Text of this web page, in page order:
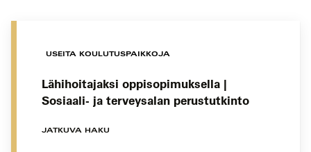
USEITA KOULUTUSPAIKKOJA
Lähihoitajaksi oppisopimuksella |
Sosiaali- ja terveysalan perustutkinto
JATKUVA HAKU